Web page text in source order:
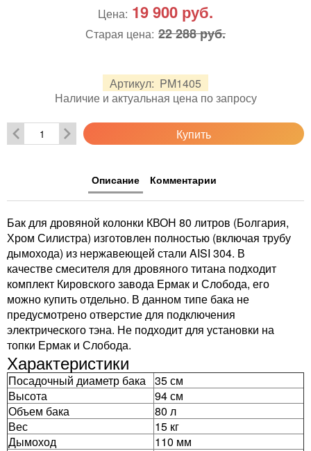
Артикул: PM1405
Наличие и актуальная цена по запросу
Цена: 19 900 руб.
Старая цена: 22 288 руб.
Купить
Описание Комментарии
Бак для дровяной колонки КВОН 80 литров (Болгария,
Хром Силистра) изготовлен полностью (включая трубу
дымохода) из нержавеющей стали AISI 304. В
качестве смесителя для дровяного титана подходит
комплект Кировского завода Ермак и Слобода, его
можно купить отдельно. В данном типе бака не
предусмотрено отверстие для подключения
электрического тэна. Не подходит для установки на
топки Ермак и Слобода.
Характеристики
Посадочный диаметр бака 35 см
Высота
94 см
Объем бака
80 л
Вес
15 кг
Дымоход
110 мм